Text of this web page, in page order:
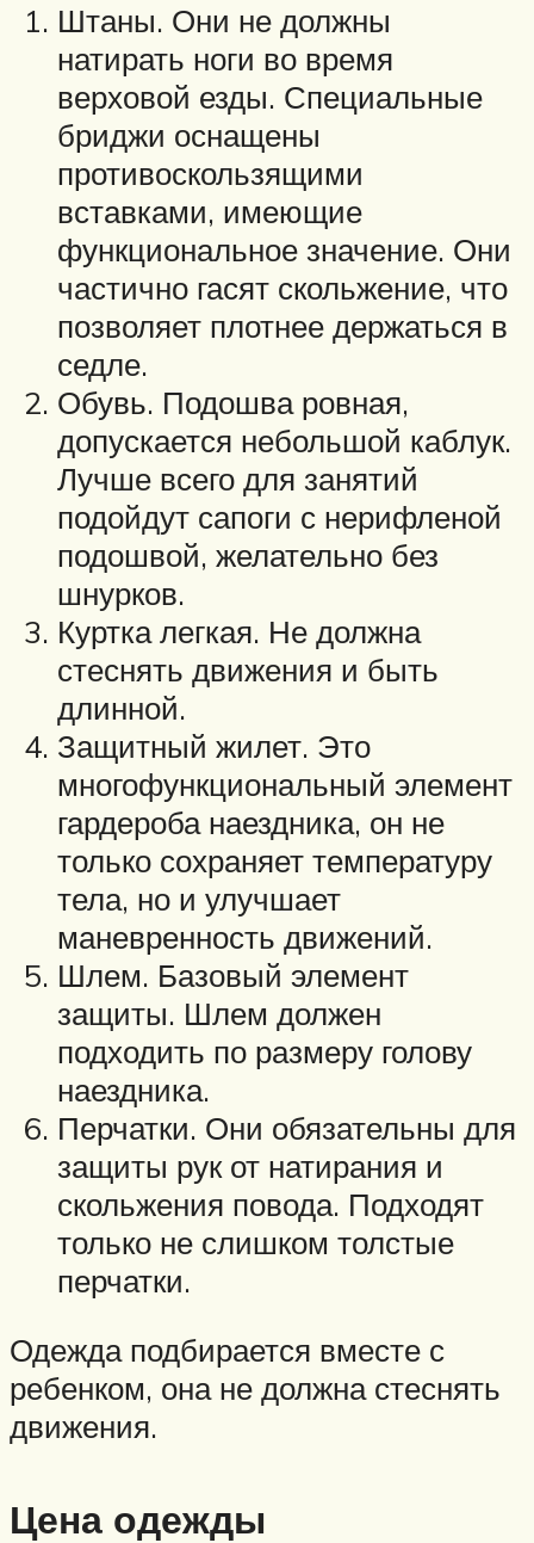
Штаны. Они не должны
натирать ноги во время
верховой езды. Специальные
бриджи оснащены
противоскользящими
вставками, имеющие
функциональное значение. Они
частично гасят скольжение, что
позволяет плотнее держаться в
седле.
Обувь. Подошва ровная,
допускается небольшой каблук.
Лучше всего для занятий
подойдут сапоги с нерифленой
подошвой, желательно без
шнурков.
Куртка легкая. Не должна
стеснять движения и быть
длинной.
Защитный жилет. Это
многофункциональный элемент
гардероба наездника, он не
только сохраняет температуру
тела, но и улучшает
маневренность движений.
Шлем. Базовый элемент
защиты. Шлем должен
подходить по размеру голову
наездника.
Перчатки. Они обязательны для
защиты рук от натирания и
скольжения повода. Подходят
только не слишком толстые
перчатки.
Одежда подбирается вместе с
ребенком, она не должна стеснять
движения.
Цена одежды